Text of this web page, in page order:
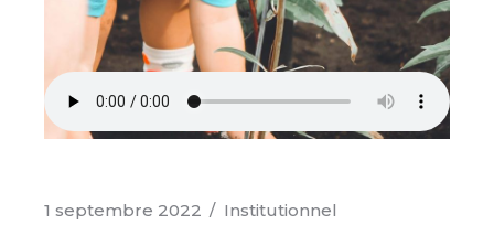
1 septembre 2022 Institutionnel